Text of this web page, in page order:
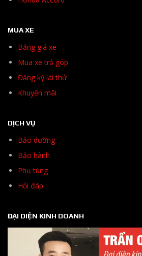
MUA XE
Bảng giá xe
Mua xe trả góp
Đăng ký lái thử
Khuyến mãi
DỊCH VỤ
Bảo dưỡng
Bảo hành
Phụ tùng
Hỏi đáp
ĐẠI DIỆN KINH DOANH